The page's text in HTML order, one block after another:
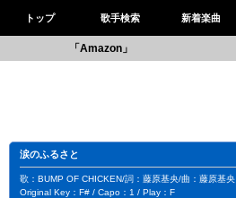
トップ 歌手検索 新着楽曲
「Amazon」
涙のふるさと
歌：BUMP OF CHICKEN/詞：藤原基央/曲：藤原基央
Original Key：F# / Capo：1 / Play：F